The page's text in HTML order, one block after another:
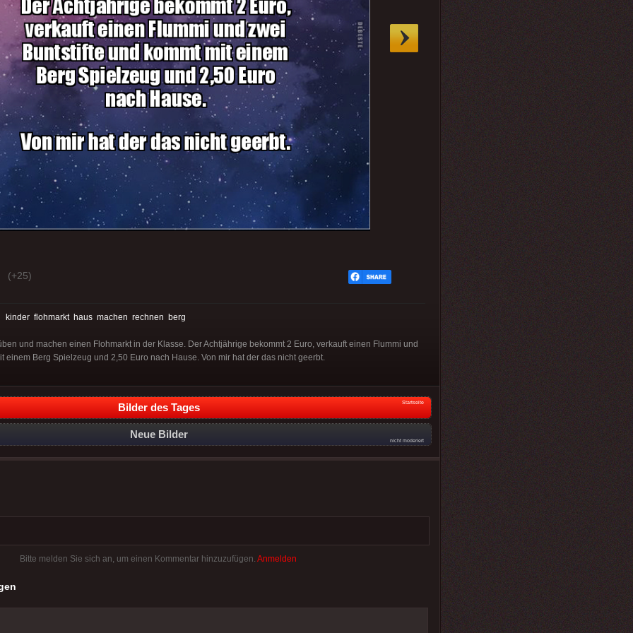
(+25)
kinder flohmarkt haus machen rechnen berg
und machen einen Flohmarkt in der Klasse. Der Achtjährige bekommt 2 Euro, verkauft einen Flummi und
einem Berg Spielzeug und 2,50 Euro nach Hause. Von mir hat der das nicht geerbt.
Bilder des Tages Startseite
Neue Bilder
nicht moderiert
Bitte melden Sie sich an, um einen Kommentar hinzuzufügen. Anmelden